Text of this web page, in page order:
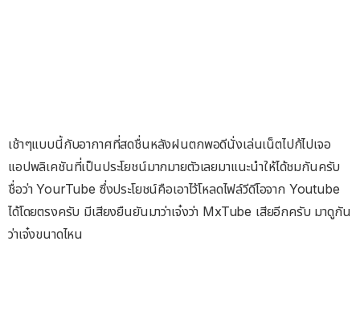
เช้าๆแบบนี้กับอากาศที่สดชื่นหลังฝนตกพอดีนั่งเล่นเน็ตไปก้ไปเจอ
แอปพลิเคชันที่เป็นประโยชน์มากมายตัวเลยมาแนะนำให้ได้ชมกันครับ
ชื่อว่า YourTube ซึ่งประโยชน์คือเอาไว้โหลดไฟล์วีดีโอจาก Youtube
ได้โดยตรงครับ มีเสียงยืนยันมาว่าเจ๋งว่า MxTube เสียอีกครับ มาดูกัน
ว่าเจ๋งขนาดไหน